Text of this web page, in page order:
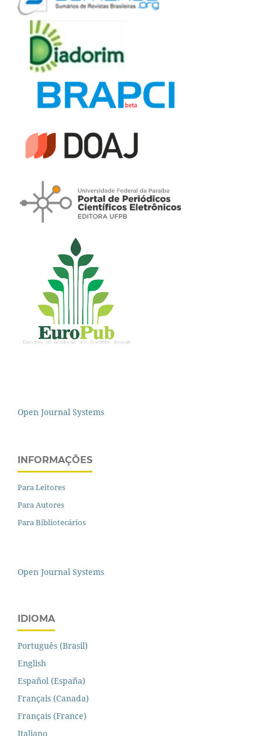
Open Journal Systems
INFORMAÇÕES
Para Leitores
Para Autores
Para Bibliotecários
Open Journal Systems
IDIOMA
Português (Brasil)
English
Español (España)
Français (Canada)
Français (France)
Italiano